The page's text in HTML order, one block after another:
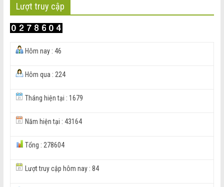
Lượt truy cập
Hôm nay : 46
Hôm qua : 224
Tháng hiện tại : 1679
Năm hiện tại : 43164
Tổng : 278604
Lượt truy cập hôm nay : 84